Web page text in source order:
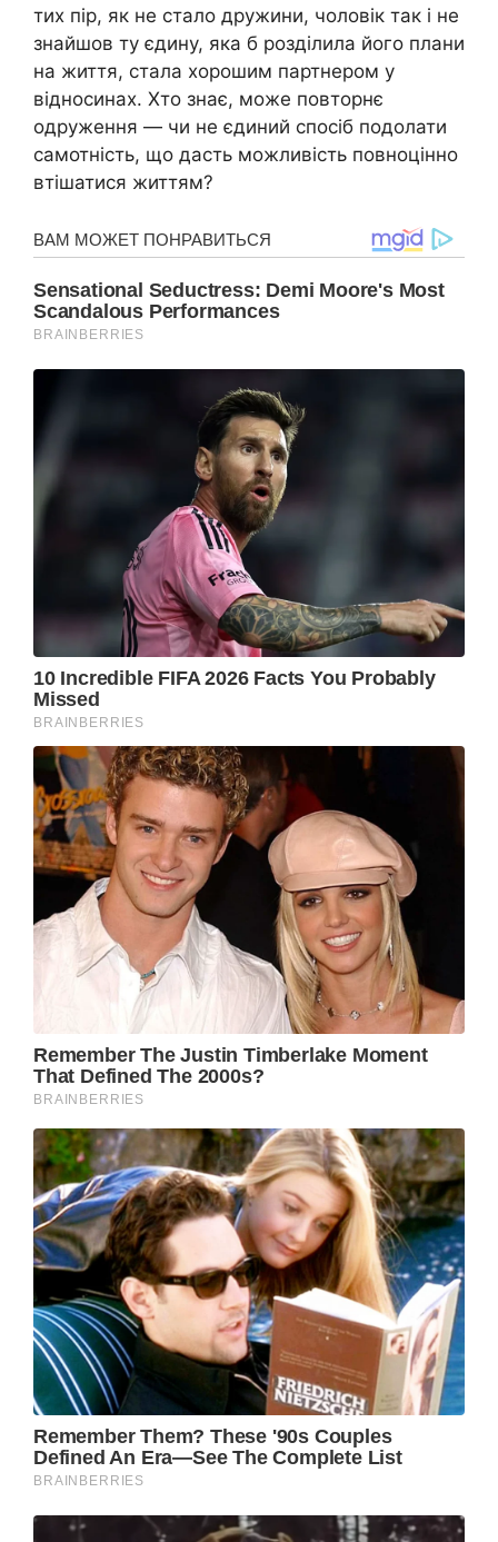
тих пір, як не стало дружини, чоловік так і не
знайшов ту єдину, яка б розділила його плани
на життя, стала хорошим партнером у
відносинах. Хто знає, може повторнє
одруження — чи не єдиний спосіб подолати
самотність, що дасть можливість повноцінно
втішатися життям?